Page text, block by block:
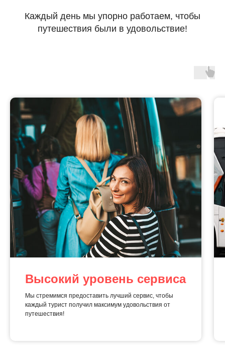
Каждый день мы упорно работаем, чтобы
путешествия были в удовольствие!
Высокий уровень сервиса
Мы стремимся предоставить лучший сервис, чтобы
каждый турист получил максимум удовольствия от
путешествия!